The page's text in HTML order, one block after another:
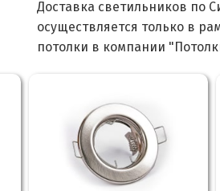
Доставка светильников по
осуществляется только в
потолки в компании